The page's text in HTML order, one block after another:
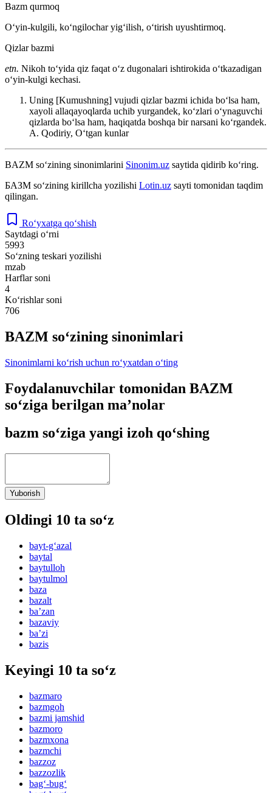
Bazm qurmoq
Oʻyin-kulgili, koʻngilochar yigʻilish, oʻtirish uyushtirmoq.
Qizlar bazmi
etn. Nikoh toʻyida qiz faqat oʻz dugonalari ishtirokida oʻtkazadigan
oʻyin-kulgi kechasi.
Uning [Kumushning] vujudi qizlar bazmi ichida boʻlsa ham,
xayoli allaqayoqlarda uchib yurgandek, koʻzlari oʻynaguvchi
qizlarda boʻlsa ham, haqiqatda boshqa bir narsani koʻrgandek.
A. Qodiriy, Oʻtgan kunlar
BAZM so‘zining sinonimlarini Sinonim.uz saytida qidirib ko‘ring.
БАЗМ so‘zining kirillcha yozilishi Lotin.uz sayti tomonidan taqdim
qilingan.
Ro‘yxatga qo‘shish
Saytdagi o‘rni
5993
So‘zning teskari yozilishi
mzab
Harflar soni
4
Ko‘rishlar soni
706
BAZM so‘zining sinonimlari
Sinonimlarni ko‘rish uchun ro‘yxatdan o‘ting
Foydalanuvchilar tomonidan BAZM
so‘ziga berilgan ma’nolar
bazm so‘ziga yangi izoh qo‘shing
Yuborish
Oldingi 10 ta so‘z
bayt-g‘azal
baytal
baytulloh
baytulmol
baza
bazalt
baʼzan
bazaviy
baʼzi
bazis
Keyingi 10 ta so‘z
bazmaro
bazmgoh
bazmi jamshid
bazmoro
bazmxona
bazmchi
bazzoz
bazzozlik
bag‘-bug‘